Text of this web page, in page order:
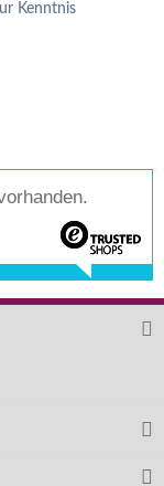
Kenntnis